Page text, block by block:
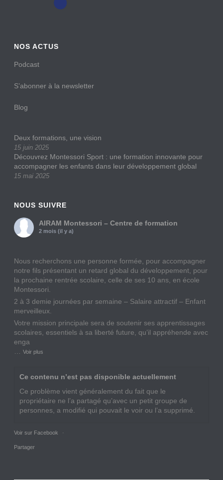
NOS ACTUS
Podcast
S’abonner à la newsletter
Blog
Deux formations, une vision
15 juin 2025
Découvrez Montessori Sport : une formation innovante pour
accompagner les enfants dans leur développement global
15 mai 2025
NOUS SUIVRE
AIRAM Montessori – Centre de formation
2 mois (il y a)
Nous recherchons une personne formée, pour accompagner
notre fils présentant un retard global du développement, pour
la prochaine rentrée scolaire, celle de ses 10 ans, en école
Montessori.
2 à 3 demie journées par semaine – Salaire attractif – Enfant
merveilleux.
Votre mission principale sera de soutenir ses apprentissages
scolaires, essentiels à sa liberté future, qu’il appréhende avec
enga
…Voir plus
Ce contenu n’est pas disponible actuellement
Ce problème vient généralement du fait que le
propriétaire ne l’a partagé qu’avec un petit groupe de
personnes, a modifié qui pouvait le voir ou l’a supprimé.
Voir sur Facebook ·
Partager